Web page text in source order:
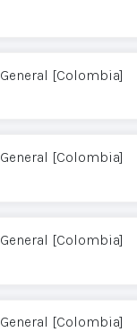
General [Colombia]
General [Colombia]
General [Colombia]
General [Colombia]